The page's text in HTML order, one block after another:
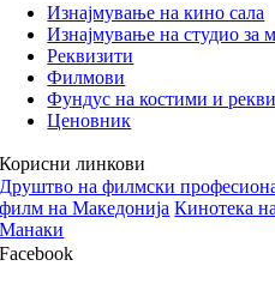
Изнајмување на кино сала
Изнајмување на студио за
Реквизити
Филмови
Фундус на костими и
Ценовник
Корисни линкови
Друштво на филмски
филм на Македонија Кинотека
Манаки
Facebook